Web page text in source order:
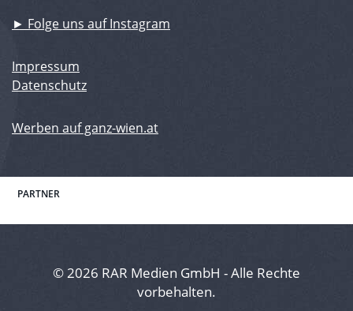
► Folge uns auf Instagram
Impressum
Datenschutz
Werben auf ganz-wien.at
PARTNER
© 2026 RAR Medien GmbH - Alle Rechte
vorbehalten.